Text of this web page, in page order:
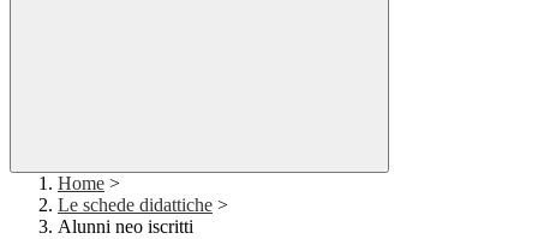
Home >
Le schede didattiche >
Alunni neo iscritti